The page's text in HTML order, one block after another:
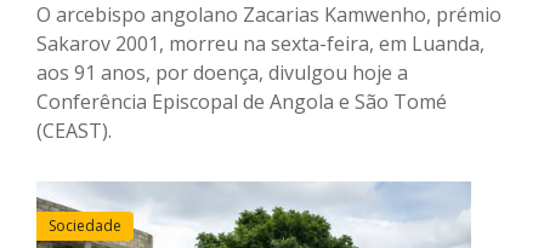
O arcebispo angolano Zacarias Kamwenho, prémio
Sakarov 2001, morreu na sexta-feira, em Luanda,
aos 91 anos, por doença, divulgou hoje a
Conferência Episcopal de Angola e São Tomé
(CEAST).
Sociedade